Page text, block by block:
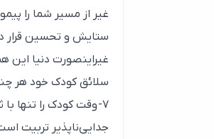
غیر از مسیر شما را
ستایش و تحسین قرار
غیراینصورت دنیا
سلائق کودک خود هر
۷- وقت کودک را تنها
جدایی‌ناپذیر تربیت